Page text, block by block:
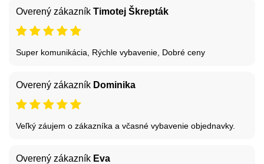
Overený zákazník Timotej Škrepták
Super komunikácia, Rýchle vybavenie, Dobré ceny
Overený zákazník Dominika
Veľký záujem o zákazníka a včasné vybavenie objednavky.
Overený zákazník Eva